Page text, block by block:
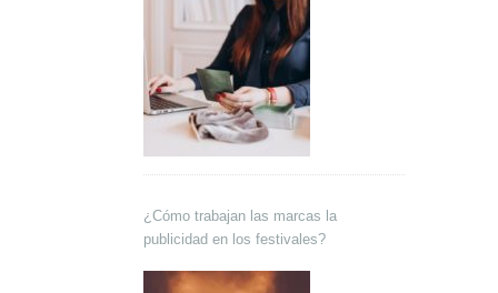
¿Cómo trabajan las marcas la
publicidad en los festivales?